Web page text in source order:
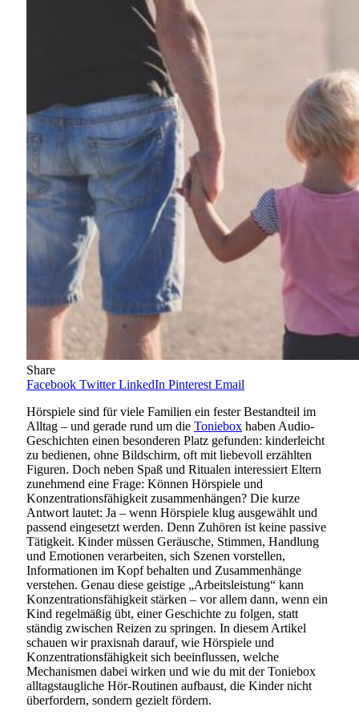
Share
Facebook Twitter LinkedIn Pinterest Email
Hörspiele sind für viele Familien ein fester Bestandteil im
Alltag – und gerade rund um die Toniebox haben Audio-
Geschichten einen besonderen Platz gefunden: kinderleicht
zu bedienen, ohne Bildschirm, oft mit liebevoll erzählten
Figuren. Doch neben Spaß und Ritualen interessiert Eltern
zunehmend eine Frage: Können Hörspiele und
Konzentrationsfähigkeit zusammenhängen? Die kurze
Antwort lautet: Ja – wenn Hörspiele klug ausgewählt und
passend eingesetzt werden. Denn Zuhören ist keine passive
Tätigkeit. Kinder müssen Geräusche, Stimmen, Handlung
und Emotionen verarbeiten, sich Szenen vorstellen,
Informationen im Kopf behalten und Zusammenhänge
verstehen. Genau diese geistige „Arbeitsleistung“ kann
Konzentrationsfähigkeit stärken – vor allem dann, wenn ein
Kind regelmäßig übt, einer Geschichte zu folgen, statt
ständig zwischen Reizen zu springen. In diesem Artikel
schauen wir praxisnah darauf, wie Hörspiele und
Konzentrationsfähigkeit sich beeinflussen, welche
Mechanismen dabei wirken und wie du mit der Toniebox
alltagstaugliche Hör-Routinen aufbaust, die Kinder nicht
überfordern, sondern gezielt fördern.